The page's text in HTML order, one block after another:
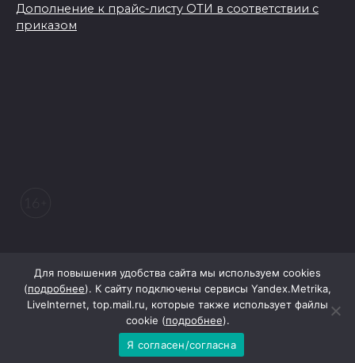
Дополнение к прайс-листу ОТИ в соответствии с
приказом
При поддержке Правительства Ростовской области
Для повышения удобства сайта мы используем cookies
(подробнее). К сайту подключены сервисы Yandex.Metrika,
LiveInternet, top.mail.ru, которые также использует файлы
cookie (подробнее).
Я согласен/согласна